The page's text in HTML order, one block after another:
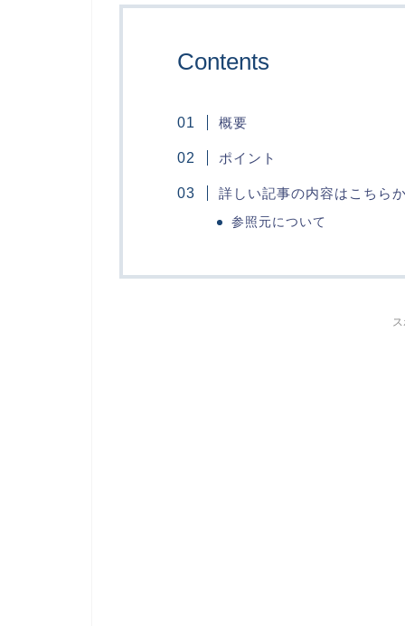
Contents
概要
ポイント
詳しい記事の内容はこちら
参照元について